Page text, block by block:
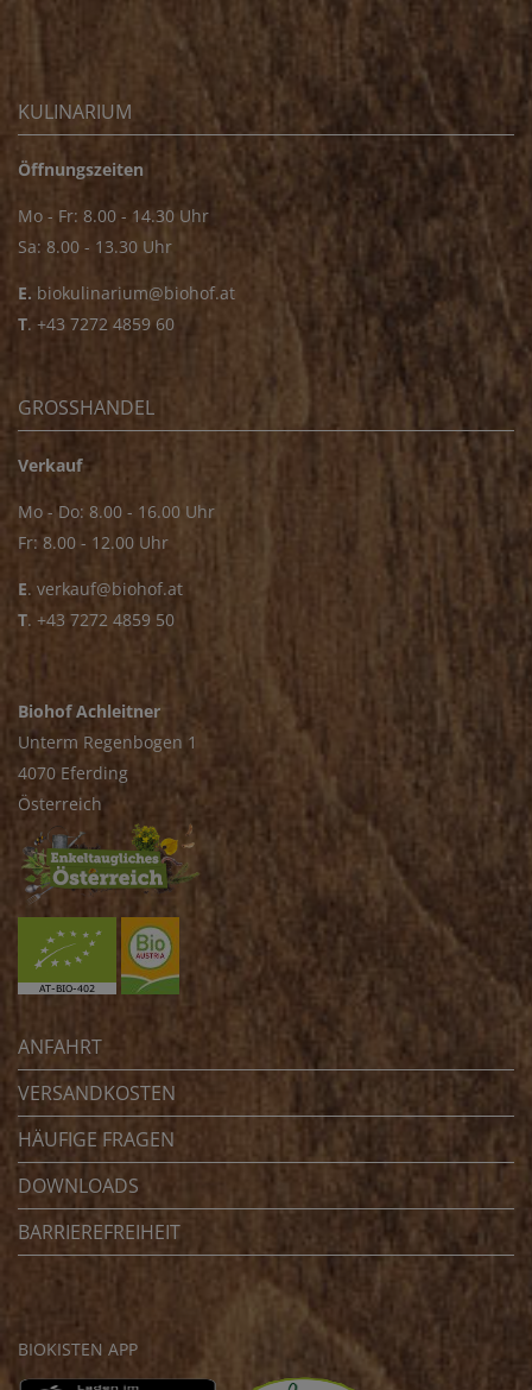
KULINARIUM
Öffnungszeiten
Mo - Fr: 8.00 - 14.30 Uhr
Sa: 8.00 - 13.30 Uhr
E. biokulinarium@biohof.at
T. +43 7272 4859 60
GROSSHANDEL
Verkauf
Mo - Do: 8.00 - 16.00 Uhr
Fr: 8.00 - 12.00 Uhr
E. verkauf@biohof.at
T. +43 7272 4859 50
Biohof Achleitner
Unterm Regenbogen 1
4070 Eferding
Österreich
ANFAHRT
VERSANDKOSTEN
HÄUFIGE FRAGEN
DOWNLOADS
BARRIEREFREIHEIT
BIOKISTEN APP